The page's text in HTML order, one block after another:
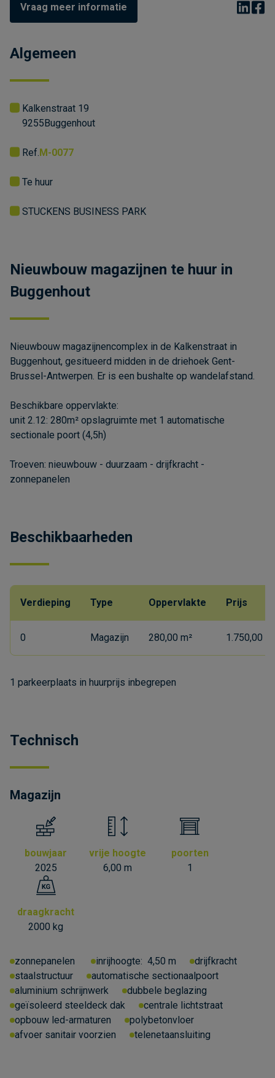
Vraag meer informatie
Algemeen
Buggenhout
9255
Kalkenstraat 19
Ref. M-0077
Te huur
STUCKENS BUSINESS PARK
Nieuwbouw magazijnen te huur in
Buggenhout
Nieuwbouw magazijnencomplex in de Kalkenstraat in
Buggenhout, gesitueerd midden in de driehoek Gent-
Brussel-Antwerpen. Er is een bushalte op wandelafstand.
Beschikbare oppervlakte:
unit 2.12: 280m² opslagruimte met 1 automatische
sectionale poort (4,5h)
Troeven: nieuwbouw - duurzaam - drijfkracht -
zonnepanelen
Beschikbaarheden
Verdieping Type Oppervlakte Prijs
0 Magazijn 280,00 m² 1.750,00
1 parkeerplaats in huurprijs inbegrepen
Technisch
Magazijn
bouwjaar
2025
vrije hoogte
6,00 m
poorten
1
draagkracht
2000 kg
zonnepanelen inrijhoogte: 4,50 m
drijfkracht
staalstructuur
automatische sectionaalpoort
aluminium schrijnwerk
dubbele beglazing
geïsoleerd steeldeck dak
centrale lichtstraat
opbouw led-armaturen
polybetonvloer
afvoer sanitair voorzien
telenetaansluiting